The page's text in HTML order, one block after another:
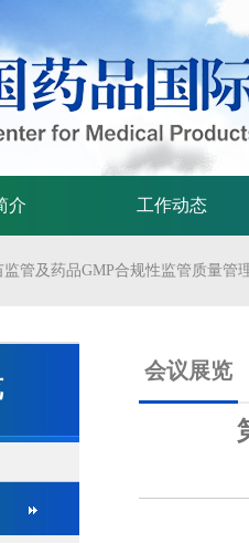
介 工作动态
监管及药品GMP合规性监管质量管
关于发布《预防用mRNA疫苗临床
于发布《关于开发适宜药品包装
健康委 国家中医药局 国家疾控局
医疗器械监督管理国际会议的通
会议展览